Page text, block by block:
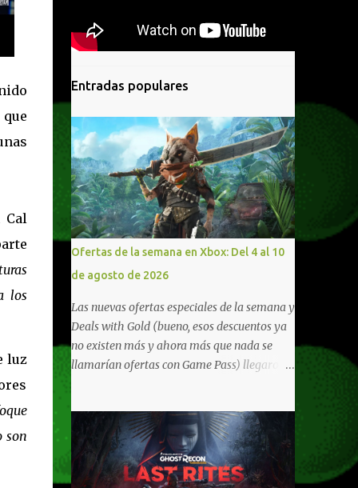
Cal
los
luz
son
Entradas populares
Ofertas de la semana en Xbox: Del 4 al 10
de agosto de 2026
Las nuevas ofertas especiales de la semana y
Deals with Gold (bueno, esos descuentos ya
no existen más y ahora más que nada se
llamarían ofertas con Game Pass) llegaron a
10/11, varios de los juegos que están de
oferta también cuentan con soporte para
Xbox Play Anywhere, lo que nos permite
jugarlos y mantener un progreso